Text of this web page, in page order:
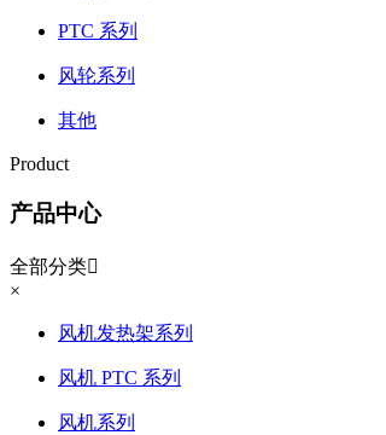
PTC 系列
风轮系列
其他
Product
产品中心
全部分类
×
风机发热架系列
风机 PTC 系列
风机系列